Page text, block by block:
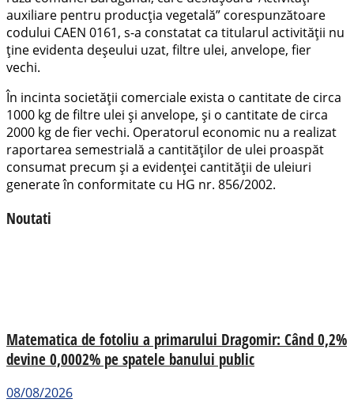
auxiliare pentru producția vegetală” corespunzătoare
codului CAEN 0161, s-a constatat ca titularul activității nu
ține evidenta deșeului uzat, filtre ulei, anvelope, fier
vechi.
În incinta societății comerciale exista o cantitate de circa
1000 kg de filtre ulei și anvelope, și o cantitate de circa
2000 kg de fier vechi. Operatorul economic nu a realizat
raportarea semestrială a cantităților de ulei proaspăt
consumat precum și a evidenței cantității de uleiuri
generate în conformitate cu HG nr. 856/2002.
Noutati
Matematica de fotoliu a primarului Dragomir: Când 0,2%
devine 0,0002% pe spatele banului public
08/08/2026